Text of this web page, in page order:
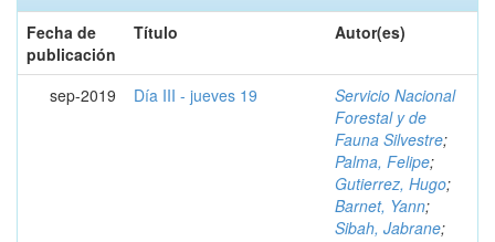
Fecha de
publicación
Título Autor(es)
sep-2019 Día III - jueves 19
Servicio Nacional
Forestal y de
Fauna Silvestre;
Palma, Felipe;
Gutierrez, Hugo;
Barnet, Yann;
Sibah, Jabrane;